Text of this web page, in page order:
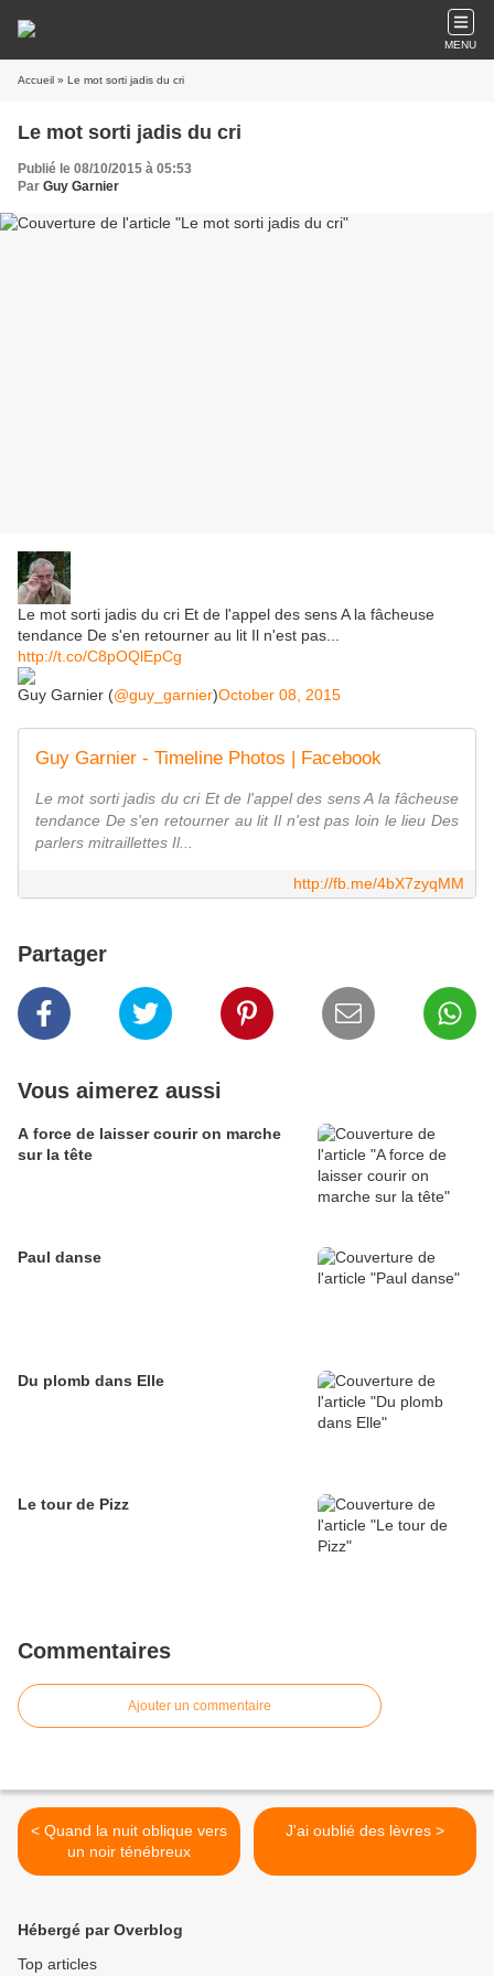
MENU
Accueil » Le mot sorti jadis du cri
Le mot sorti jadis du cri
Publié le 08/10/2015 à 05:53
Par Guy Garnier
Le mot sorti jadis du cri Et de l'appel des sens A la fâcheuse
tendance De s'en retourner au lit Il n'est pas...
http://t.co/C8pOQlEpCg
Guy Garnier (@guy_garnier)October 08, 2015
Guy Garnier - Timeline Photos | Facebook
Le mot sorti jadis du cri Et de l'appel des sens A la fâcheuse
tendance De s'en retourner au lit Il n'est pas loin le lieu Des
parlers mitraillettes Il...
http://fb.me/4bX7zyqMM
Partager
Vous aimerez aussi
A force de laisser courir on marche
sur la tête
Paul danse
Du plomb dans Elle
Le tour de Pizz
Commentaires
Ajouter un commentaire
< Quand la nuit oblique vers
un noir ténébreux
J'ai oublié des lèvres >
Hébergé par Overblog
Top articles